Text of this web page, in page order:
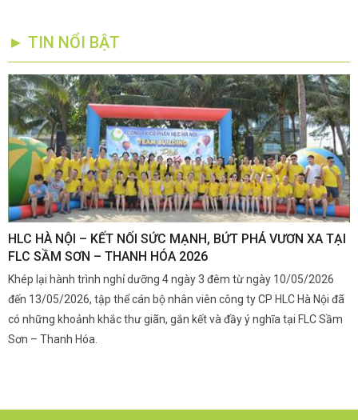
► TIN NỔI BẬT
HLC HÀ NỘI – KẾT NỐI SỨC MẠNH, BỨT PHÁ VƯƠN XA TẠI
FLC SẦM SƠN – THANH HÓA 2026
Khép lại hành trình nghỉ dưỡng 4 ngày 3 đêm từ ngày 10/05/2026
đến 13/05/2026, tập thể cán bộ nhân viên công ty CP HLC Hà Nội đã
có những khoảnh khắc thư giãn, gắn kết và đầy ý nghĩa tại FLC Sầm
Sơn – Thanh Hóa.